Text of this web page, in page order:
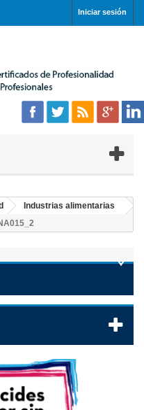
Iniciar sesión
Industrias alimentarias